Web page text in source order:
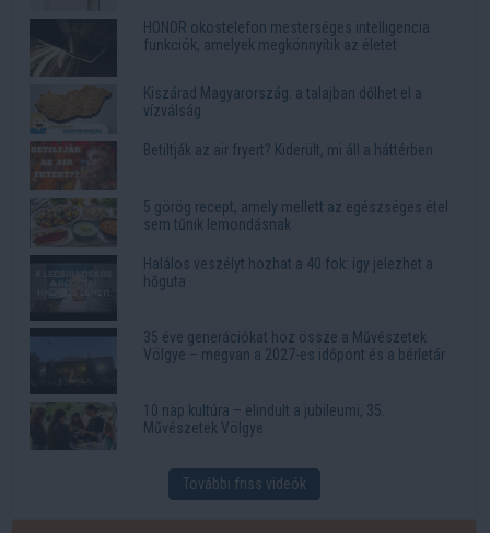
HONOR okostelefon mesterséges intelligencia
funkciók, amelyek megkönnyítik az életet
Kiszárad Magyarország: a talajban dőlhet el a
vízválság
Betiltják az air fryert? Kiderült, mi áll a háttérben
5 görög recept, amely mellett az egészséges étel
sem tűnik lemondásnak
Halálos veszélyt hozhat a 40 fok: így jelezhet a
hőguta
35 éve generációkat hoz össze a Művészetek
Völgye – megvan a 2027-es időpont és a bérletár
10 nap kultúra – elindult a jubileumi, 35.
Művészetek Völgye
További friss videók